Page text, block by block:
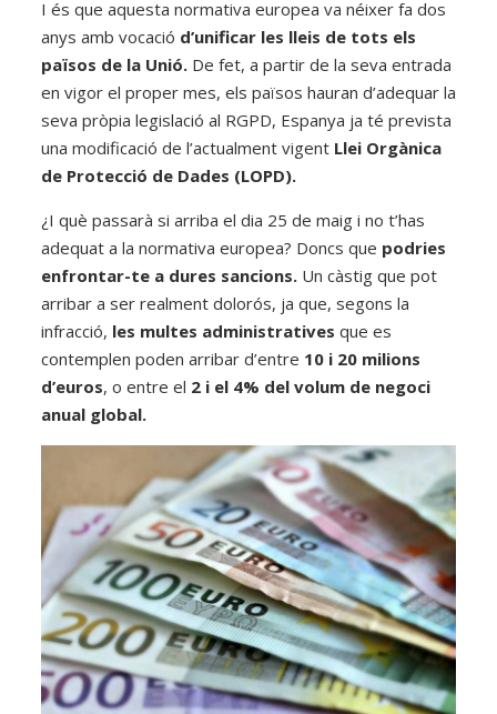
I és que aquesta normativa europea va néixer fa dos
anys amb vocació d’unificar les lleis de tots els
països de la Unió.De fet, a partir de la seva entrada
en vigor el proper mes, els països hauran d’adequar la
seva pròpia legislació al RGPD, Espanya ja té prevista
una modificació de l’actualment vigent Llei Orgànica
de Protecció de Dades (LOPD).
¿I què passarà si arriba el dia 25 de maig i no t’has
adequat a la normativa europea? Doncs que podries
enfrontar-te a dures sancions.Un càstig que pot
arribar a ser realment dolorós, ja que, segons la
infracció, les multes administratives que es
contemplen poden arribar d’entre 10 i 20 milions
d’euros, o entre el 2 i el 4% del volum de negoci
anual global.